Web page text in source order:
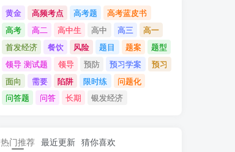
黄金 高频考点 高考题
高考蓝皮书
高考
高二 高中生 高中 高三
高一
首发经济
餐饮 风险 题目 题案
题型
领导 测试题
领导 预防 预习学案
预习
面向
需要 陷阱 限时练
问题化
问答题
问答 长期 银发经济
热门推荐 最近更新 猜你喜欢